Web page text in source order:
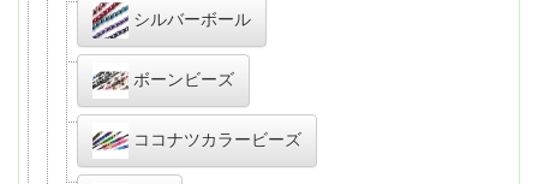
シルバーボール
ボーンビーズ
ココナツカラービーズ